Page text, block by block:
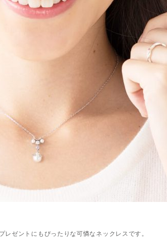
ゼントにもぴったりな可憐なネックレスです。